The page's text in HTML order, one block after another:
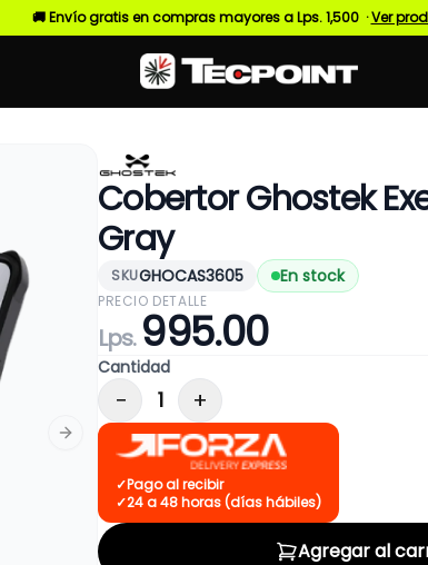
🚚 Envío gratis en compras mayores a Lps. 1,500 ·Ver
Next slide
Cobertor Ghostek
Gray
SKUGHOCAS3605 En stock
PRECIO DETALLE
Lps. 995.00
Cantidad
− 1 +
✓Pago al recibir
✓24 a 48 horas (días hábiles)
Agregar al